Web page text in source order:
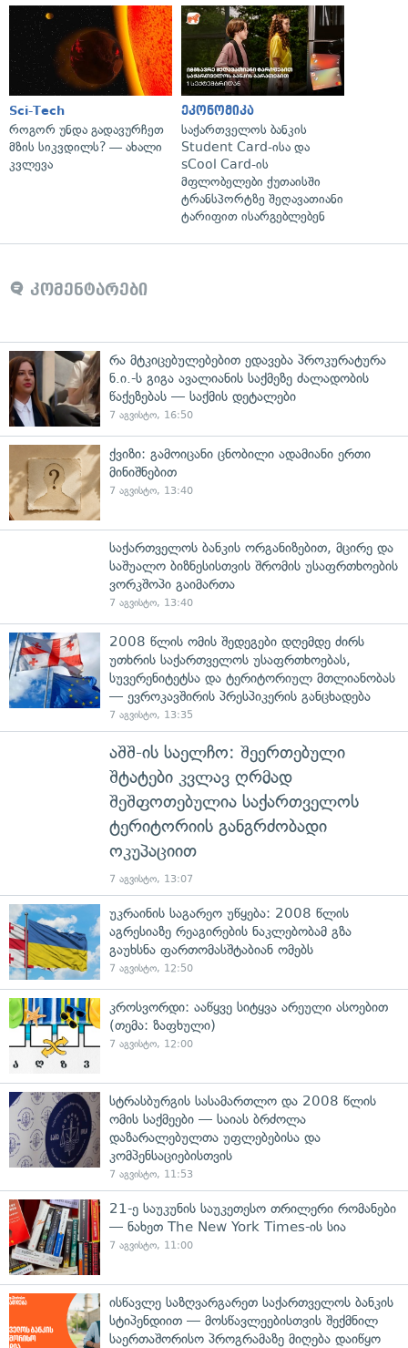
Sci-Tech
როგორ უნდა გადავურჩეთ
მზის სიკვდილს? — ახალი
კვლევა
ეკონომიკა
საქართველოს ბანკის
Student Card-ისა და
sCool Card-ის
მფლობელები ქუთაისში
ტრანსპორტზე შეღავათიანი
ტარიფით ისარგებლებენ
კომენტარები
რა მტკიცებულებებით ედავება პროკურატურა
ნ.ი.-ს გიგა ავალიანის საქმეზე ძალადობის
წაქეზებას — საქმის დეტალები
7 აგვისტო, 16:50
ქვიზი: გამოიცანი ცნობილი ადამიანი ერთი
მინიშნებით
7 აგვისტო, 13:40
საქართველოს ბანკის ორგანიზებით, მცირე და
საშუალო ბიზნესისთვის შრომის უსაფრთხოების
ვორკშოპი გაიმართა
7 აგვისტო, 13:40
2008 წლის ომის შედეგები დღემდე ძირს
უთხრის საქართველოს უსაფრთხოებას,
სუვერენიტეტსა და ტერიტორიულ მთლიანობას
— ევროკავშირის პრესპიკერის განცხადება
7 აგვისტო, 13:35
აშშ-ის საელჩო: შეერთებული
შტატები კვლავ ღრმად
შეშფოთებულია საქართველოს
ტერიტორიის განგრძობადი
ოკუპაციით
7 აგვისტო, 13:07
უკრაინის საგარეო უწყება: 2008 წლის
აგრესიაზე რეაგირების ნაკლებობამ გზა
გაუხსნა ფართომასშტაბიან ომებს
7 აგვისტო, 12:50
კროსვორდი: ააწყვე სიტყვა არეული ასოებით
(თემა: ზაფხული)
7 აგვისტო, 12:00
სტრასბურგის სასამართლო და 2008 წლის
ომის საქმეები — საიას ბრძოლა
დაზარალებულთა უფლებებისა და
კომპენსაციებისთვის
7 აგვისტო, 11:53
21-ე საუკუნის საუკეთესო თრილერი რომანები
— ნახეთ The New York Times-ის სია
7 აგვისტო, 11:00
ისწავლე საზღვარგარეთ საქართველოს ბანკის
სტიპენდიით — მოსწავლეებისთვის შექმნილ
საერთაშორისო პროგრამაზე მიღება დაიწყო